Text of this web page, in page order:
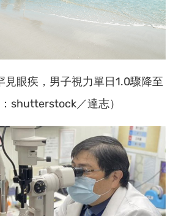
見眼疾，男子視力單日1.0驟降至
shutterstock／達志）